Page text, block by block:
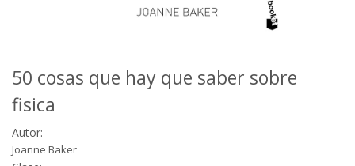
50 cosas que hay que saber sobre
fisica
Autor:
Joanne Baker